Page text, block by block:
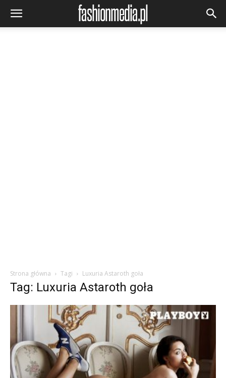
Strona główna Tagi Luxuria Astaroth goła
Tag: Luxuria Astaroth goła